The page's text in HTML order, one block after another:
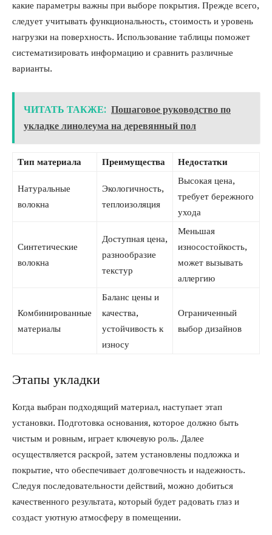
какие параметры важны при выборе покрытия. Прежде всего,
следует учитывать функциональность, стоимость и уровень
нагрузки на поверхность. Использование таблицы поможет
систематизировать информацию и сравнить различные
варианты.
ЧИТАТЬ ТАКЖЕ: Пошаговое руководство по
укладке линолеума на деревянный пол
Тип материала Преимущества Недостатки
Натуральные
волокна
Экологичность,
теплоизоляция
Высокая цена,
требует бережного
ухода
Синтетические
волокна
Доступная цена,
разнообразие
текстур
Меньшая
износостойкость,
может вызывать
аллергию
Комбинированные
материалы
Баланс цены и
качества,
устойчивость к
износу
Ограниченный
выбор дизайнов
Этапы укладки
Когда выбран подходящий материал, наступает этап
установки. Подготовка основания, которое должно быть
чистым и ровным, играет ключевую роль. Далее
осуществляется раскрой, затем установлены подложка и
покрытие, что обеспечивает долговечность и надежность.
Следуя последовательности действий, можно добиться
качественного результата, который будет радовать глаз и
создаст уютную атмосферу в помещении.